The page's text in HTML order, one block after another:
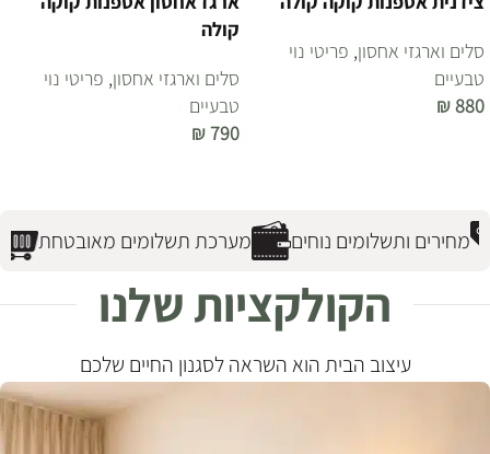
סלים וארגזי אחסון, פריטי נוי
טבעיים
₪880
קולה
סלים וארגזי אחסון, פריטי נוי
טבעיים
₪790
מערכת תשלומים מאובטחת מחירים ותשלומים נוחים
הקולקציות שלנו
עיצוב הבית הוא השראה לסגנון החיים שלכם